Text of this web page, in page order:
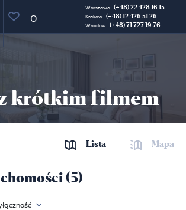
0
Warszawa (+48) 22 428 16 15
Kraków (+48) 12 426 51 26
Wrocław (+48) 71 727 19 76
krótkim filmem
Lista Mapa
(5)